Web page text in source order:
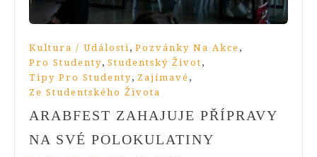
Kultura / Události, Pozvánky Na Akce ,
Pro Studenty, Studentský Život ,
Tipy Pro Studenty, Zajímavé ,
Ze Studentského Života
ARABFEST ZAHAJUJE PŘÍPRAVY
NA SVÉ POLOKULATINY